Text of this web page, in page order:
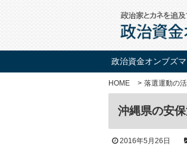
政治資金オンブズ
HOME 落選運動の
沖縄県の安
2016年5月26日